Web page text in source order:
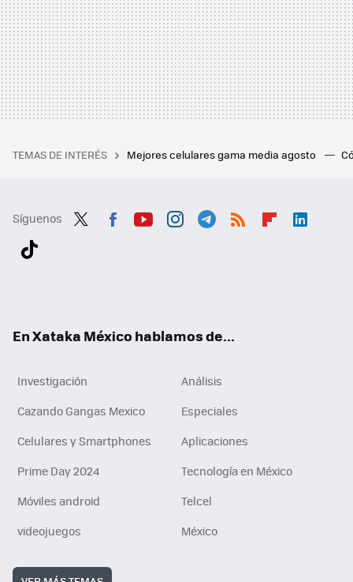
TEMAS DE INTERÉS Mejores celulares gama media agosto
Síguenos
En Xataka México hablamos de...
Investigación
Análisis
Cazando Gangas Mexico
Especiales
Celulares y Smartphones
Aplicaciones
Prime Day 2024
Tecnología en México
Móviles android
Telcel
videojuegos
México